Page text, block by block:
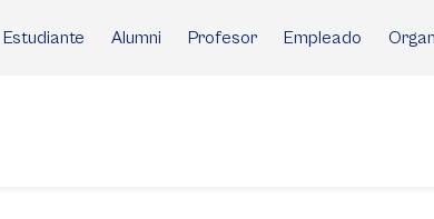
Estudiante Alumni Profesor Empleado